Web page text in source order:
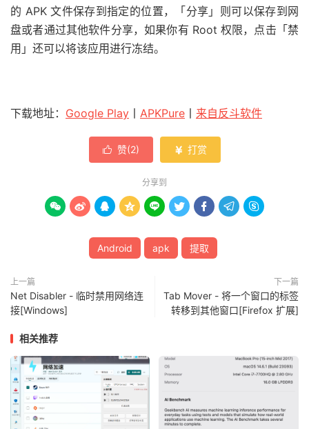
的 APK 文件保存到指定的位置，「分享」则可以保存到网
盘或者通过其他软件分享，如果你有 Root 权限，点击「禁
用」还可以将该应用进行冻结。
下载地址： Google Play APKPure 来自反斗软件
 赞(2)  打赏
分享到
        
Android apk 提取
上一篇
Net Disabler - 临时禁用网络连
接[Windows]
下一篇
Tab Mover - 将一个窗口的标签
转移到其他窗口[Firefox 扩展]
相关推荐